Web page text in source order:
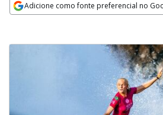
Adicione como fonte preferencial no